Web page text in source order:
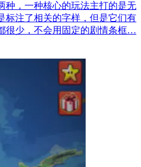
种，一种核心的玩法主打的是无
标注了相关的字样，但是它们有
很少，不会用固定的剧情条框…